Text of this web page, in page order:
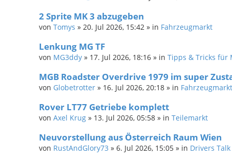
2 Sprite MK 3 abzugeben
von Tomys » 20. Jul 2026, 15:42 » in Fahrzeugmarkt
Lenkung MG TF
von MG3ddy » 17. Jul 2026, 18:16 » in Tipps & Tricks für
MGB Roadster Overdrive 1979 im super
von Globetrotter » 16. Jul 2026, 20:18 » in Fahrzeugmarkt
Rover LT77 Getriebe komplett
von Axel Krug » 13. Jul 2026, 05:58 » in Teilemarkt
Neuvorstellung aus Österreich Raum Wien
von RustAndGlory73 » 6. Jul 2026, 15:05 » in Drivers Talk